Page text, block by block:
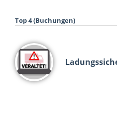
Top 4 (Buchungen)